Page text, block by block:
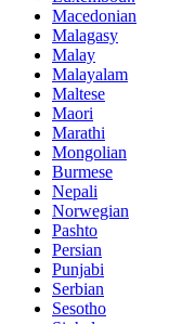
Macedonian
Malagasy
Malay
Malayalam
Maltese
Maori
Marathi
Mongolian
Burmese
Nepali
Norwegian
Pashto
Persian
Punjabi
Serbian
Sesotho